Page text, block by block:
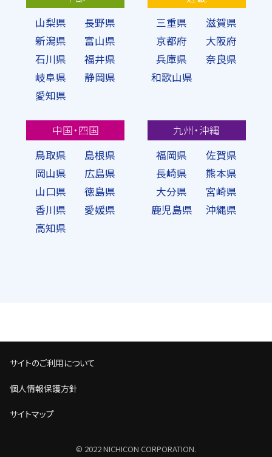
山梨県
新潟県
石川県
岐阜県
愛知県
長野県
富山県
福井県
静岡県
三重県
京都府
兵庫県
和歌山県
滋賀県
大阪府
奈良県
中国・四国
鳥取県
岡山県
山口県
香川県
高知県
島根県
広島県
徳島県
愛媛県
九州・沖縄
福岡県
長崎県
大分県
鹿児島県
佐賀県
熊本県
宮崎県
沖縄県
サイトのご利用について
個人情報保護方針
サイトマップ
© 2022 NICHICON CORPORATION.